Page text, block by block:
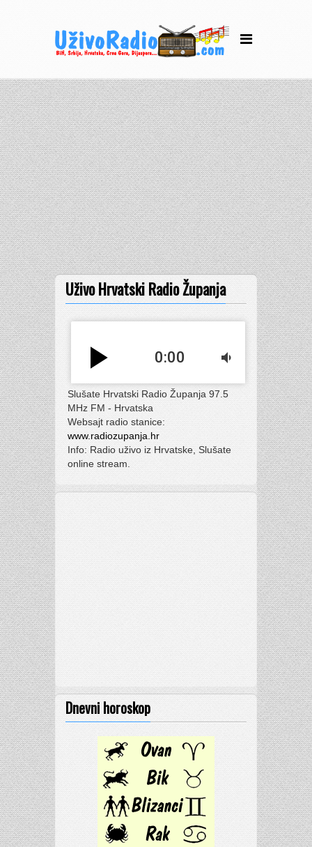
Uživo Hrvatski Radio Županja
play_arrow 0:00 volume_down
Slušate Hrvatski Radio Županja 97.5
MHz FM - Hrvatska
Websajt radio stanice:
www.radiozupanja.hr
Info: Radio uživo iz Hrvatske, Slušate
online stream.
Dnevni horoskop